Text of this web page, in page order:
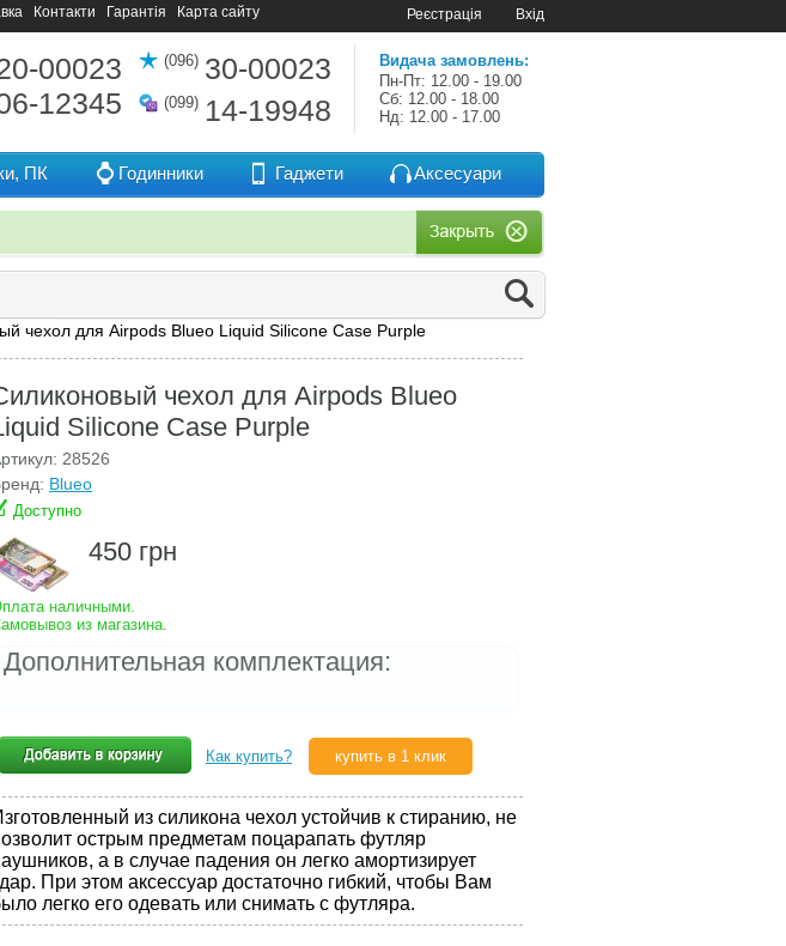
Контакти Гарантія Карта сайту Реєстрація Вхід
00023
12345
(096) 30-00023
(099) 14-19948
Видача замовлень:
Пн-Пт: 12.00 - 19.00
Сб: 12.00 - 18.00
Нд: 12.00 - 17.00
ПК Годинники Гаджети Аксесуари
чехол для Airpods Blueo Liquid Silicone Case Purple
чехол для Airpods Blueo
Silicone Case Purple
28526
Blueo
Доступно
450 грн
наличными.
из магазина.
Дополнительная комплектация:
Как купить? купить в 1 клик
из силикона чехол устойчив к стиранию, не
острым предметам поцарапать футляр
а в случае падения он легко амортизирует
При этом аксессуар достаточно гибкий, чтобы Вам
легко его одевать или снимать с футляра.